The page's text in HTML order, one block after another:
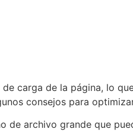
carga de la página, lo
consejos para
de archivo grande que